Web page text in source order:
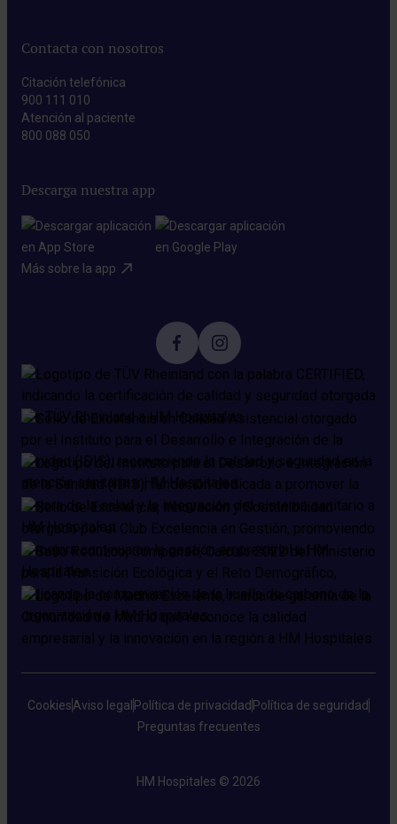
Contacta con nosotros
Citación telefónica
900 111 010
Atención al paciente
800 088 050
Descarga nuestra app
Más sobre la app​
CookiesAviso legal Política de privacidad Política de seguridad
Preguntas frecuentes
HM Hospitales © 2026